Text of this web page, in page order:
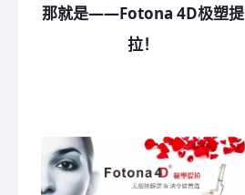
那就是——Fotona 4D极塑提
拉！